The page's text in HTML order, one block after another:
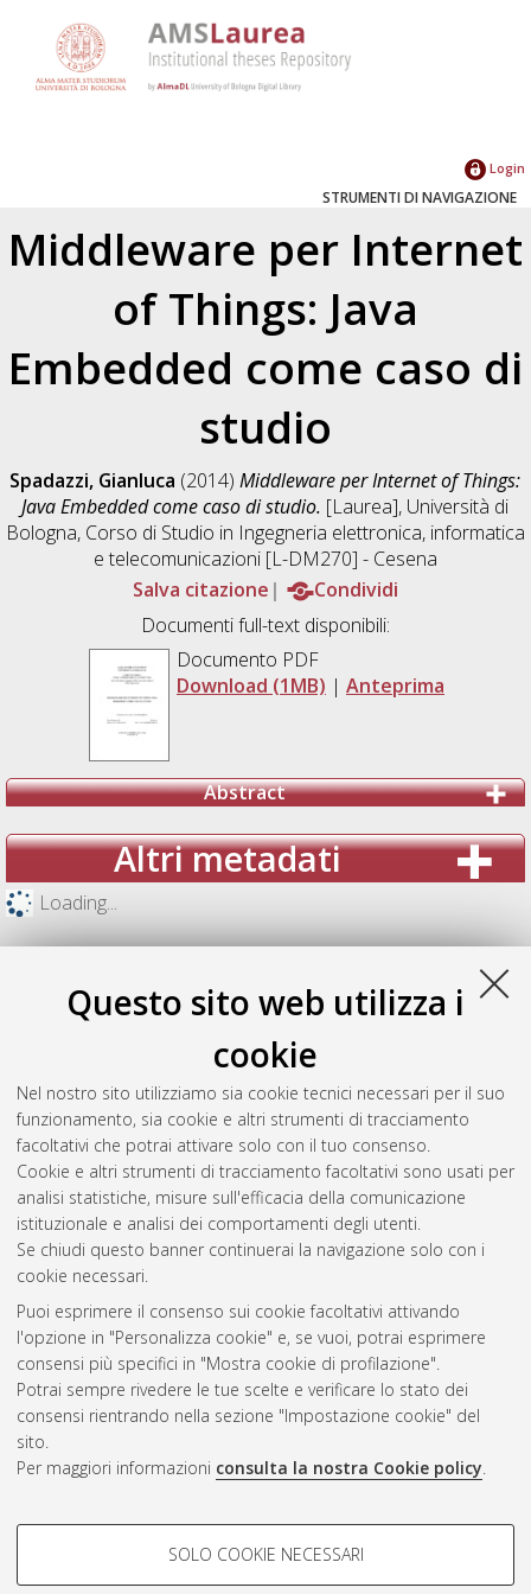
Questo sito web utilizza i
cookie
Nel nostro sito utilizziamo sia cookie tecnici necessari per il suo
funzionamento, sia cookie e altri strumenti di tracciamento
facoltativi che potrai attivare solo con il tuo consenso.
Cookie e altri strumenti di tracciamento facoltativi sono usati per
analisi statistiche, misure sull'efficacia della comunicazione
istituzionale e analisi dei comportamenti degli utenti.
Se chiudi questo banner continuerai la navigazione solo con i
cookie necessari.
Puoi esprimere il consenso sui cookie facoltativi attivando
l'opzione in "Personalizza cookie" e, se vuoi, potrai esprimere
consensi più specifici in "Mostra cookie di profilazione".
Potrai sempre rivedere le tue scelte e verificare lo stato dei
consensi rientrando nella sezione "Impostazione cookie" del
sito.
Per maggiori informazioni consulta la nostra Cookie policy.
COOKIE DI PROFILAZIONE -
SOLO COOKIE NECESSARI
Login
STRUMENTI DI NAVIGAZIONE
Middleware per Internet
of Things: Java
Embedded come caso di
studio
Spadazzi, Gianluca (2014)Middleware per Internet of Things:
Java Embedded come caso di studio. [Laurea], Università di
Bologna, Corso di Studio in Ingegneria elettronica, informatica
e telecomunicazioni [L-DM270] - Cesena
Salva citazione
Condividi
Documenti full-text disponibili:
Documento PDF
Download (1MB) | Anteprima
Abstract
Altri metadati
Loading...
Gestione del documento:
Atom
Rss 1.0
Rss 2.0
AMS Laurea
Impostazioni Cookie
Informativa sulla privacy
Condizioni d’uso del sito